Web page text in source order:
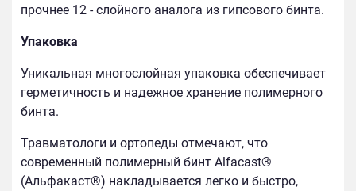
прочнее 12 - слойного аналога из гипсового бинта.
Упаковка
Уникальная многослойная упаковка обеспечивает
герметичность и надежное хранение полимерного
бинта.
Травматологи и ортопеды отмечают, что
современный полимерный бинт Alfacast®
(Альфакаст®) накладывается легко и быстро,